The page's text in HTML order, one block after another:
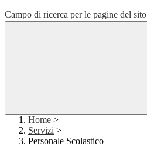
Campo di ricerca per le pagine del sito
Home >
Servizi >
Personale Scolastico